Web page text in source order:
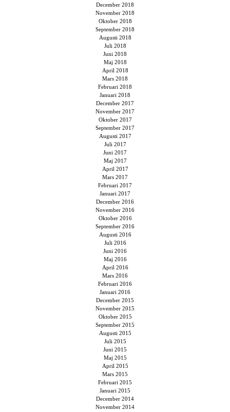
December 2018
November 2018
Oktober 2018
September 2018
Augusti 2018
Juli 2018
Juni 2018
Maj 2018
April 2018
Mars 2018
Februari 2018
Januari 2018
December 2017
November 2017
Oktober 2017
September 2017
Augusti 2017
Juli 2017
Juni 2017
Maj 2017
April 2017
Mars 2017
Februari 2017
Januari 2017
December 2016
November 2016
Oktober 2016
September 2016
Augusti 2016
Juli 2016
Juni 2016
Maj 2016
April 2016
Mars 2016
Februari 2016
Januari 2016
December 2015
November 2015
Oktober 2015
September 2015
Augusti 2015
Juli 2015
Juni 2015
Maj 2015
April 2015
Mars 2015
Februari 2015
Januari 2015
December 2014
November 2014